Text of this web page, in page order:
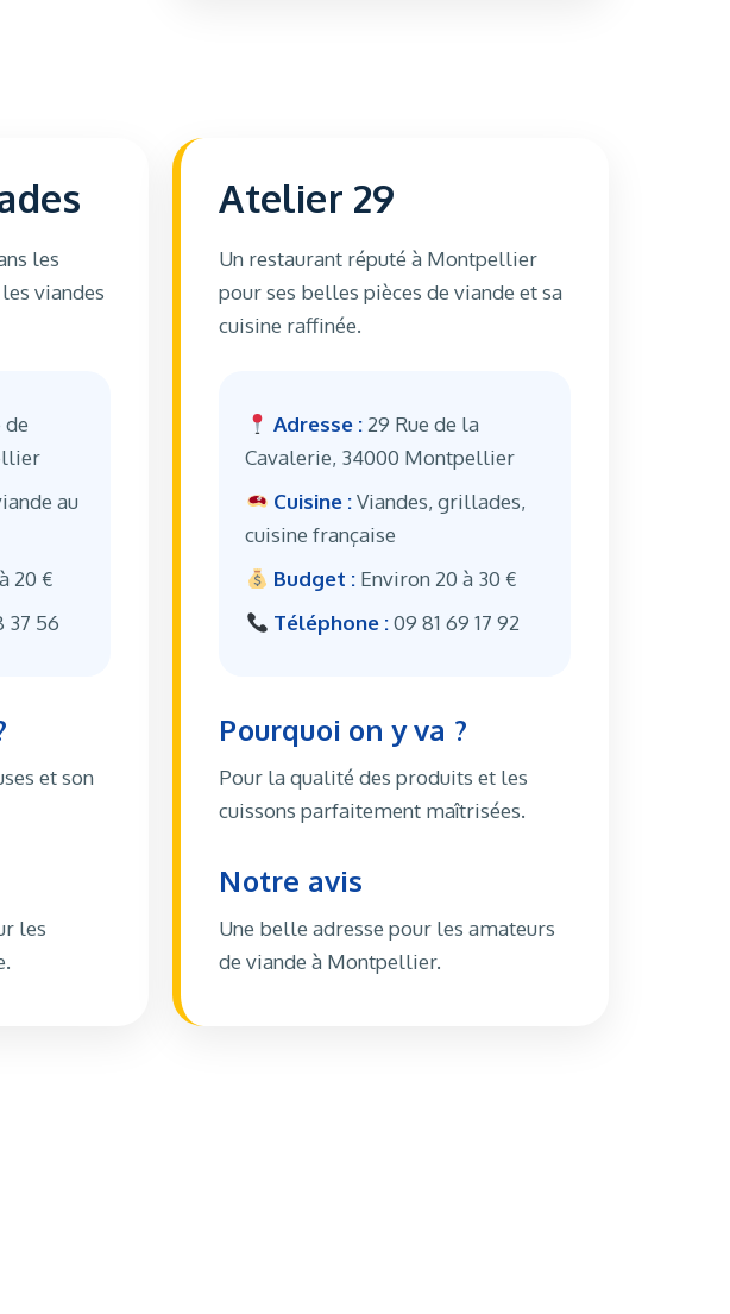
les
viandes
de
au
20 €
37 56
et son
les
Atelier 29
Un restaurant réputé à Montpellier
pour ses belles pièces de viande et sa
cuisine raffinée.
Adresse :29 Rue de la
Cavalerie, 34000 Montpellier
Cuisine :Viandes, grillades,
cuisine française
Budget :Environ 20 à 30 €
Téléphone :09 81 69 17 92
Pourquoi on y va ?
Pour la qualité des produits et les
cuissons parfaitement maîtrisées.
Notre avis
Une belle adresse pour les amateurs
de viande à Montpellier.